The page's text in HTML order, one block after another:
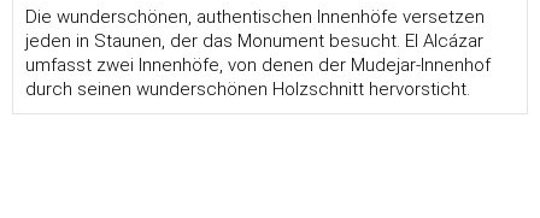
Die wunderschönen, authentischen Innenhöfe versetzen
jeden in Staunen, der das Monument besucht. El Alcázar
umfasst zwei Innenhöfe, von denen der Mudejar-Innenhof
durch seinen wunderschönen Holzschnitt hervorsticht.